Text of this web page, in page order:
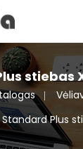
stiebas
Standard Plus